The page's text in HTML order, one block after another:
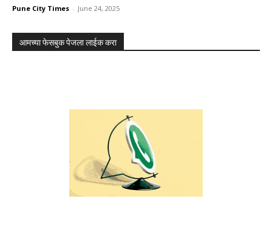
Pune City Times - June 24, 2025
आमच्या फेसबुक पेजला लाईक करा